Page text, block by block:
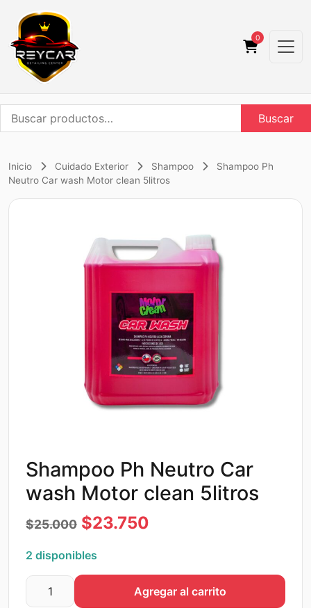
0
Buscar
por:
Buscar
Inicio Cuidado Exterior Shampoo
Shampoo Ph
Neutro Car wash Motor clean 5litros
Shampoo Ph Neutro Car
wash Motor clean 5litros
$25.000 El
precio
original
$23.750
actual
es:
2 disponibles
Shampoo
Agregar al carrito